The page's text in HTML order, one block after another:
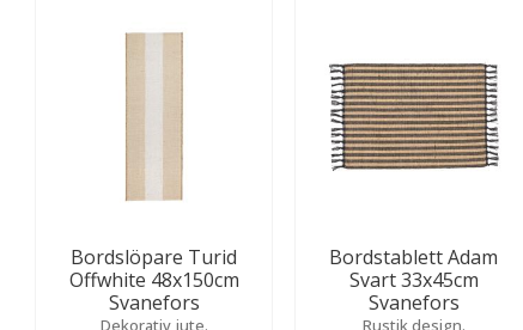
Bordslöpare Turid
Offwhite 48x150cm
Svanefors
Dekorativ jute.
Bordstablett Adam
Svart 33x45cm
Svanefors
Rustik design.